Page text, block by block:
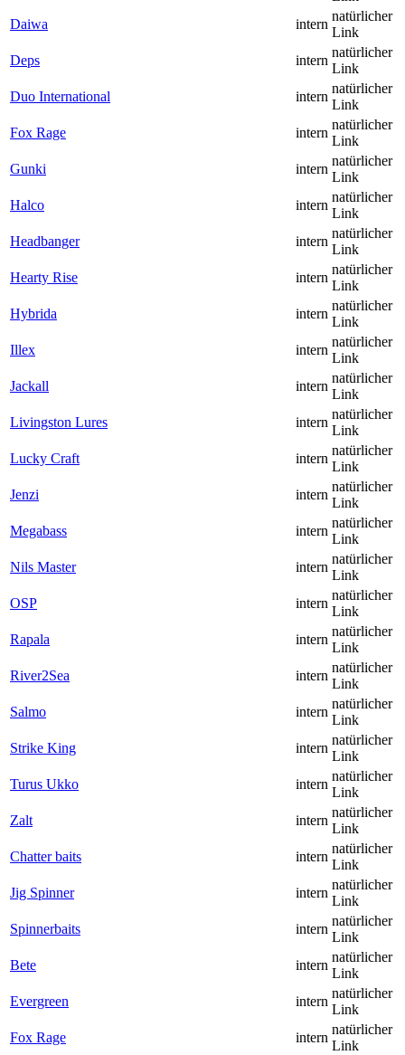
Daiwa
intern
natürlicher
Link
Deps
intern
natürlicher
Link
Duo International
intern
natürlicher
Link
Fox Rage
intern
natürlicher
Link
Gunki
intern
natürlicher
Link
Halco
intern
natürlicher
Link
Headbanger
intern
natürlicher
Link
Hearty Rise
intern
natürlicher
Link
Hybrida
intern
natürlicher
Link
Illex
intern
natürlicher
Link
Jackall
intern
natürlicher
Link
Livingston Lures
intern
natürlicher
Link
Lucky Craft
intern
natürlicher
Link
Jenzi
intern
natürlicher
Link
Megabass
intern
natürlicher
Link
Nils Master
intern
natürlicher
Link
OSP
intern
natürlicher
Link
Rapala
intern
natürlicher
Link
River2Sea
intern
natürlicher
Link
Salmo
intern
natürlicher
Link
Strike King
intern
natürlicher
Link
Turus Ukko
intern
natürlicher
Link
Zalt
intern
natürlicher
Link
Chatter baits
intern
natürlicher
Link
Jig Spinner
intern
natürlicher
Link
Spinnerbaits
intern
natürlicher
Link
Bete
intern
natürlicher
Link
Evergreen
intern
natürlicher
Link
Fox Rage
intern
natürlicher
Link